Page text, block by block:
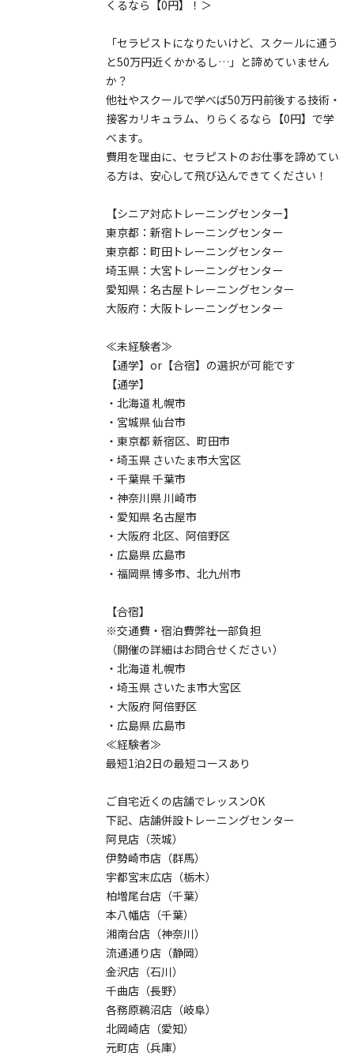
くるなら【0円】！＞
「セラピストになりたいけど、スクールに通う
と50万円近くかかるし…」と諦めていません
か？
他社やスクールで学べば50万円前後する技術・
接客カリキュラム、りらくるなら【0円】で学
べます。
費用を理由に、セラピストのお仕事を諦めてい
る方は、安心して飛び込んできてください！
【シニア対応トレーニングセンター】
東京都：新宿トレーニングセンター
東京都：町田トレーニングセンター
埼玉県：大宮トレーニングセンター
愛知県：名古屋トレーニングセンター
大阪府：大阪トレーニングセンター
≪未経験者≫
【通学】or【合宿】の選択が可能です
【通学】
・北海道 札幌市
・宮城県 仙台市
・東京都 新宿区、町田市
・埼玉県 さいたま市大宮区
・千葉県 千葉市
・神奈川県 川崎市
・愛知県 名古屋市
・大阪府 北区、阿倍野区
・広島県 広島市
・福岡県 博多市、北九州市
【合宿】
※交通費・宿泊費弊社一部負担
（開催の詳細はお問合せください）
・北海道 札幌市
・埼玉県 さいたま市大宮区
・大阪府 阿倍野区
・広島県 広島市
≪経験者≫
最短1泊2日の最短コースあり
ご自宅近くの店舗でレッスンOK
下記、店舗併設トレーニングセンター
阿見店（茨城）
伊勢崎市店（群馬）
宇都宮末広店（栃木）
柏増尾台店（千葉）
本八幡店（千葉）
湘南台店（神奈川）
流通通り店（静岡）
金沢店（石川）
千曲店（長野）
各務原鵜沼店（岐阜）
北岡崎店（愛知）
元町店（兵庫）